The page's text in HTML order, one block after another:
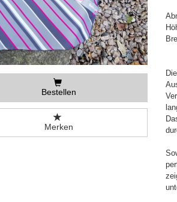
Bestellen
Merken